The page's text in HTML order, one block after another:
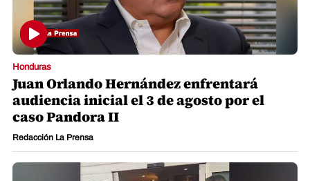
Honduras
Juan Orlando Hernández enfrentará
audiencia inicial el 3 de agosto por el
caso Pandora II
Redacción La Prensa